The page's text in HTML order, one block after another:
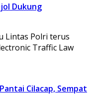
Dukung
Lintas Polri terus
Traffic Law
Cilacap, Sempat